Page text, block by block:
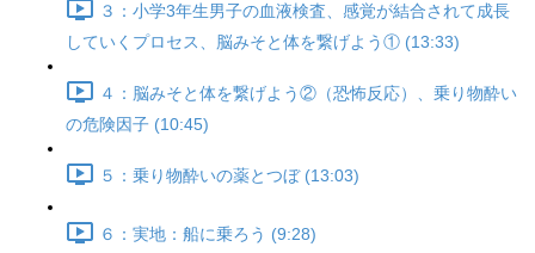
３：小学3年生男子の血液検査、感覚が結合されて成長
していくプロセス、脳みそと体を繋げよう① (13:33)
４：脳みそと体を繋げよう②（恐怖反応）、乗り物酔い
の危険因子 (10:45)
５：乗り物酔いの薬とつぼ (13:03)
６：実地：船に乗ろう (9:28)